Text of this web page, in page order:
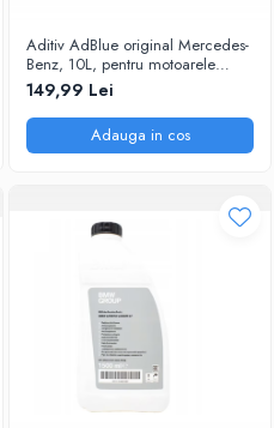
Aditiv AdBlue original Mercedes-
Benz, 10L, pentru motoarele
diesel Euro 6
149,99 Lei
Adauga in cos